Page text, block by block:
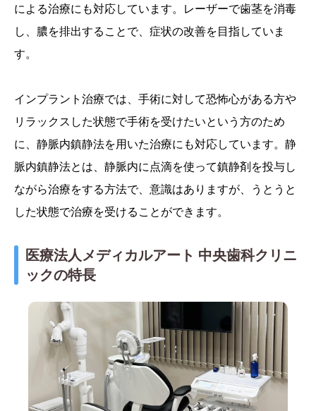
による治療にも対応しています。レーザーで歯茎を消毒
し、膿を排出することで、症状の改善を目指していま
す。
インプラント治療では、手術に対して恐怖心がある方や
リラックスした状態で手術を受けたいという方のため
に、静脈内鎮静法を用いた治療にも対応しています。静
脈内鎮静法とは、静脈内に点滴を使って鎮静剤を投与し
ながら治療をする方法で、意識はありますが、うとうと
した状態で治療を受けることができます。
医療法人メディカルアート 中央歯科クリニ
ックの特長